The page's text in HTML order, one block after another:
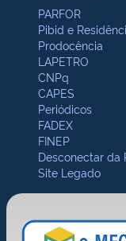
PARFOR
Pibid e
Prodocência
LAPETRO
CNPq
CAPES
Periódicos
FADEX
FINEP
Desconectar da
Site Legado